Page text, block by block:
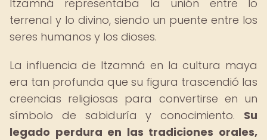
Itzamná representaba la unión entre lo
terrenal y lo divino, siendo un puente entre los
seres humanos y los dioses.
La influencia de Itzamná en la cultura maya
era tan profunda que su figura trascendió las
creencias religiosas para convertirse en un
símbolo de sabiduría y conocimiento. Su
legado perdura en las tradiciones orales,